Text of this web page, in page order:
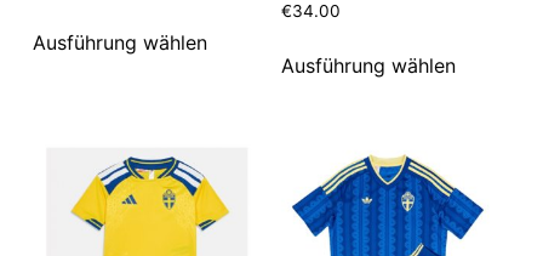
Ausführung wählen
€34.00
Ausführung wählen